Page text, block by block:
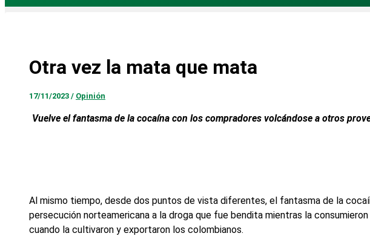
Otra vez la mata que mata
17/11/2023 / Opinión
Vuelve el fantasma de la cocaína con los compradores volcándose a otros
Al mismo tiempo, desde dos puntos de vista diferentes, el fantasma de la
persecución norteamericana a la droga que fue bendita mientras la
cuando la cultivaron y exportaron los colombianos.